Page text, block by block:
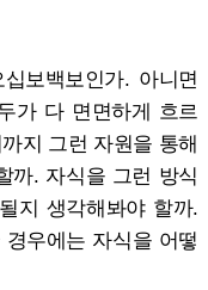
보백보인가. 아니면
가 다 면면하게 흐르
지 그런 자원을 통해
까. 자식을 그런 방식
지 생각해봐야 할까.
우에는 자식을 어떻